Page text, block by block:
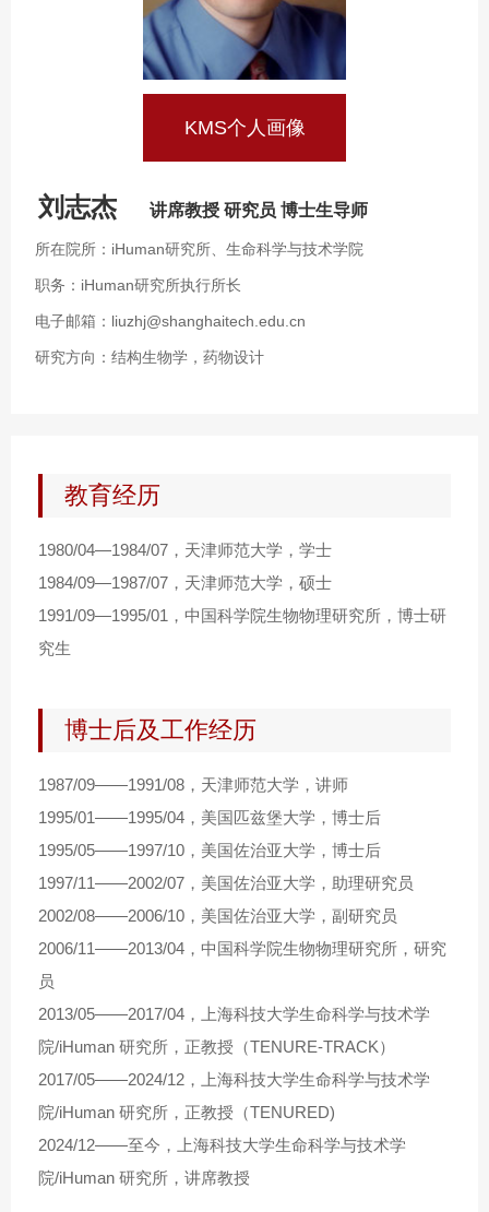
KMS个人画像
刘志杰 讲席教授 研究员 博士生导师
所在院所：iHuman研究所、生命科学与技术学院
职务：iHuman研究所执行所长
电子邮箱：liuzhj@shanghaitech.edu.cn
研究方向：结构生物学，药物设计
教育经历
1980/04—1984/07，天津师范大学，学士
1984/09—1987/07，天津师范大学，硕士
1991/09—1995/01，中国科学院生物物理研究所，博士研
究生
博士后及工作经历
1987/09——1991/08，天津师范大学，讲师
1995/01——1995/04，美国匹兹堡大学，博士后
1995/05——1997/10，美国佐治亚大学，博士后
1997/11——2002/07，美国佐治亚大学，助理研究员
2002/08——2006/10，美国佐治亚大学，副研究员
2006/11——2013/04，中国科学院生物物理研究所，研究
员
2013/05——2017/04，上海科技大学生命科学与技术学
院/iHuman 研究所，正教授（TENURE-TRACK）
2017/05——2024/12，上海科技大学生命科学与技术学
院/iHuman 研究所，正教授（TENURED)
2024/12——至今，上海科技大学生命科学与技术学
院/iHuman 研究所，讲席教授